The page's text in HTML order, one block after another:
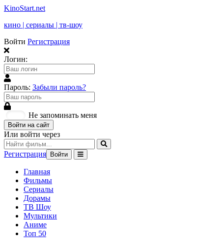
KinoStart.net
кино | сериалы | тв-шоу
Войти Регистрация
Логин:
Пароль: Забыли пароль?
Не запоминать меня
Войти на сайт
Или войти через
Регистрация Войти
Главная
Фильмы
Сериалы
Дорамы
ТВ Шоу
Мультики
Аниме
Топ 50